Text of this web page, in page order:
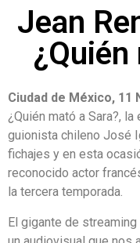
Jean
¿Quién
Ciudad de México,
¿Quién mató a Sara?,
guionista chileno José
fichajes y en esta
reconocido actor
la tercera temporada.
El gigante de